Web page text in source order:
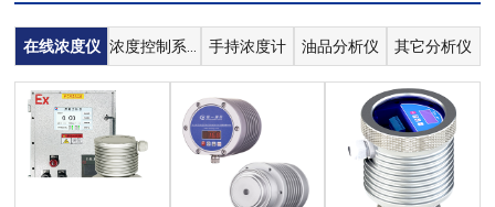
在线浓度仪 手持浓度计 油品分析仪 其它分析仪